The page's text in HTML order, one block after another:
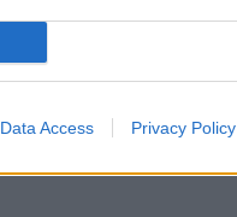
Data Access Privacy Policy